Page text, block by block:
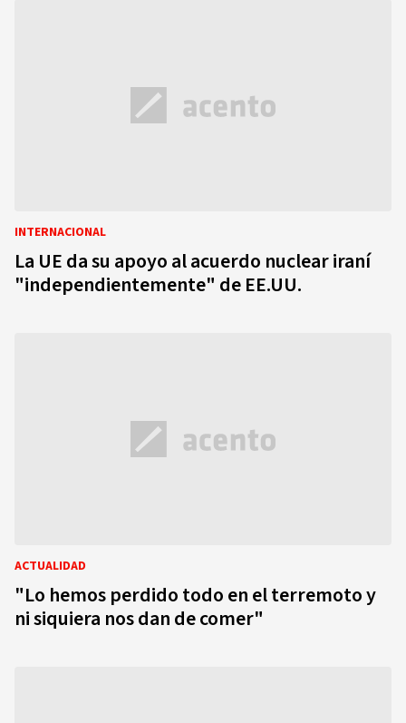
INTERNACIONAL
La UE da su apoyo al acuerdo nuclear iraní
"independientemente" de EE.UU.
ACTUALIDAD
"Lo hemos perdido todo en el terremoto y
ni siquiera nos dan de comer"